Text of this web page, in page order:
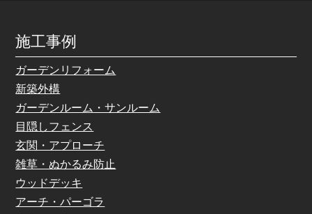
施工事例
ガーデンリフォーム
新築外構
ガーデンルーム・サンルーム
目隠しフェンス
玄関・アプローチ
雑草・ぬかるみ防止
ウッドデッキ
アーチ・パーゴラ